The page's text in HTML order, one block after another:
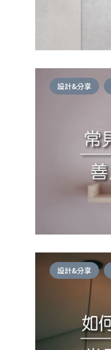
設計&分享
設計&分享